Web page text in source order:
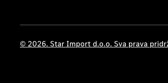
© 2026. Star Import d.o.o. Sva prava